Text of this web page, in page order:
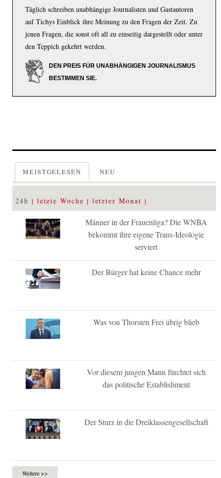
Täglich schreiben unabhängige Journalisten und Gastautoren
auf Tichys Einblick ihre Meinung zu den Fragen der Zeit. Zu
jenen Fragen, die sonst oft all zu einseitig dargestellt oder unter
den Teppich gekehrt werden.
DEN PREIS FÜR UNABHÄNGIGEN JOURNALISMUS
BESTIMMEN SIE.
MEISTGELESEN NEU
24h letzte Woche letzter Monat
Männer in der Frauenliga? Die WNBA
bekommt ihre eigene Trans-Ideologie
serviert
Der Bürger hat keine Chance mehr
Was von Thorsten Frei übrig blieb
Vor diesem jungen Mann fürchtet sich
das politische Establishment
Der Sturz in die Dreiklassengesellschaft
Weitere >>